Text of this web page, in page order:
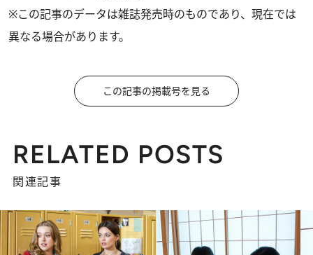
※この記事のデータは雑誌発売時のものであり、現在では
異なる場合があります。
この記事の掲載号を見る
RELATED POSTS
関連記事